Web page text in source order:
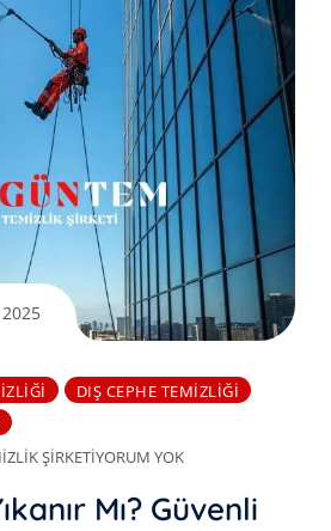
DIŞ CEPHE TEMIZLIĞI
ŞIRKETIYORUM YOK
Mı? Güvenli